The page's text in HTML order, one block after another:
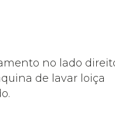
no lado
de lavar loiça